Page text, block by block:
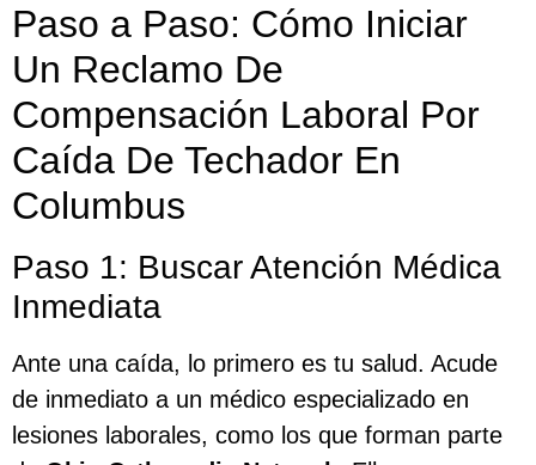
Paso a Paso: Cómo Iniciar
Un Reclamo De
Compensación Laboral Por
Caída De Techador En
Columbus
Paso 1: Buscar Atención Médica
Inmediata
Ante una caída, lo primero es tu salud. Acude
de inmediato a un médico especializado en
lesiones laborales, como los que forman parte